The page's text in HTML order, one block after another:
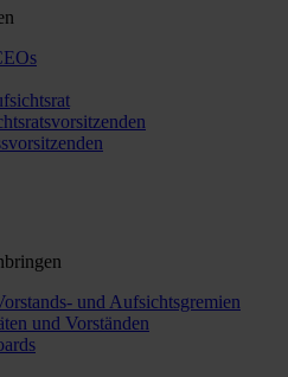
und Aufsichtsgremien
und Vorständen